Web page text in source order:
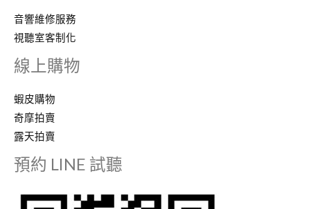
音響維修服務
視聽室客制化
線上購物
蝦皮購物
奇摩拍賣
露天拍賣
預約 LINE 試聽